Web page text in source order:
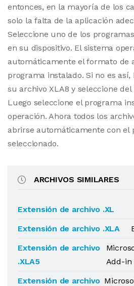
entonces, en la mayoría de los
solo la falta de la aplicación
Seleccione uno de los
en su dispositivo. El sistema
automáticamente el formato de
programa instalado. Si no es
su archivo XLA8 y seleccione del
Luego seleccione el programa
operación. Ahora todos los
abrirse automáticamente con el
seleccionado.
ARCHIVOS SIMILARES
Extensión de archivo .XL
Extensión de archivo .XLA
Extensión de archivo
.XLA5
Add-in
Extensión de archivo